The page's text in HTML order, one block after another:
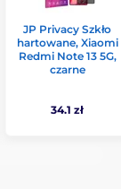
JP Privacy Szkło
hartowane, Xiaomi
Redmi Note 13 5G,
czarne
34.1 zł